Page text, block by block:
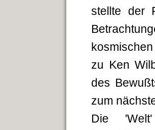
stellte der
zu Ken
des
zum
Die